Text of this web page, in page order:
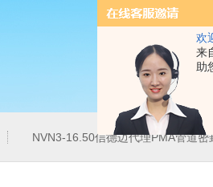
欢
来
助
NVN3-16.50信德迈代理PMA管道密